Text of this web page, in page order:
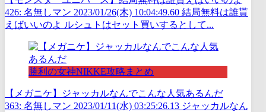
426: 名無しマン 2023/01/26(木) 10:04:49.60 結局無料は誰貰
えばいいのよ ルシュトはセット買いするとして...
勝利の女神NIKKE攻略まとめ
【メガニケ】ジャッカルなんでこんな人気あるんだ
363: 名無しマン 2023/01/11(水) 03:25:26.13 ジャッカルなん